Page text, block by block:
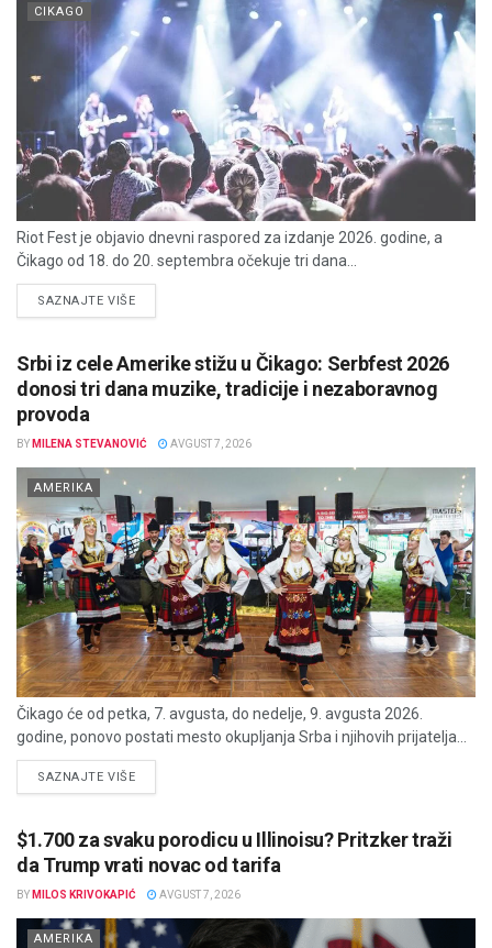
CIKAGO
Riot Fest je objavio dnevni raspored za izdanje 2026. godine, a
Čikago od 18. do 20. septembra očekuje tri dana...
SAZNAJTE VIŠEDETAILS
Srbi iz cele Amerike stižu u Čikago: Serbfest 2026
donosi tri dana muzike, tradicije i nezaboravnog
provoda
BY MILENA STEVANOVIĆ AVGUST 7, 2026
AMERIKA
Čikago će od petka, 7. avgusta, do nedelje, 9. avgusta 2026.
godine, ponovo postati mesto okupljanja Srba i njihovih prijatelja...
SAZNAJTE VIŠEDETAILS
$1.700 za svaku porodicu u Illinoisu? Pritzker traži
da Trump vrati novac od tarifa
BY MILOS KRIVOKAPIĆ AVGUST 7, 2026
AMERIKA